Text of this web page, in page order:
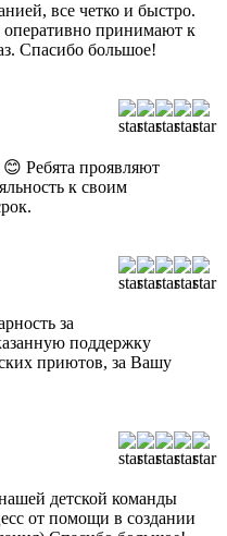
все четко и быстро.
оперативно принимают к
Спасибо большое!
Ребята проявляют
к своим
за
поддержку
приютов, за Вашу
детской команды
от помощи в создании